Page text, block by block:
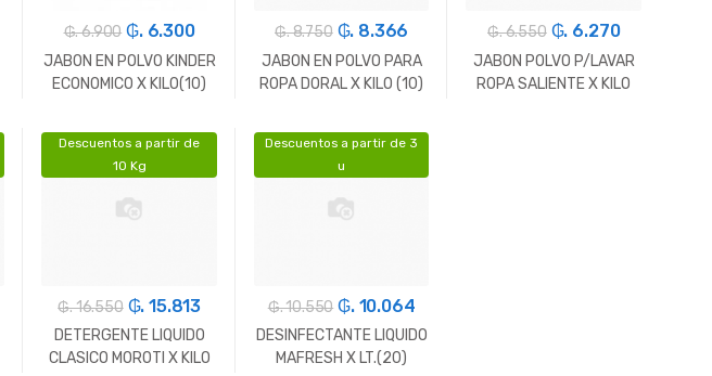
₲. 6.900 ₲. 6.300
JABON EN POLVO KINDER
ECONOMICO X KILO(10)
- Gr. +
₲. 8.750 ₲. 8.366
JABON EN POLVO PARA
ROPA DORAL X KILO (10)
- Gr. +
₲. 6.550 ₲. 6.270
JABON POLVO P/LAVAR
ROPA SALIENTE X KILO
Descuentos a partir de
10 Kg
₲. 16.550 ₲. 15.813
DETERGENTE LIQUIDO
CLASICO MOROTI X KILO
Descuentos a partir de 3
u
₲. 10.550 ₲. 10.064
DESINFECTANTE LIQUIDO
MAFRESH X LT.(20)